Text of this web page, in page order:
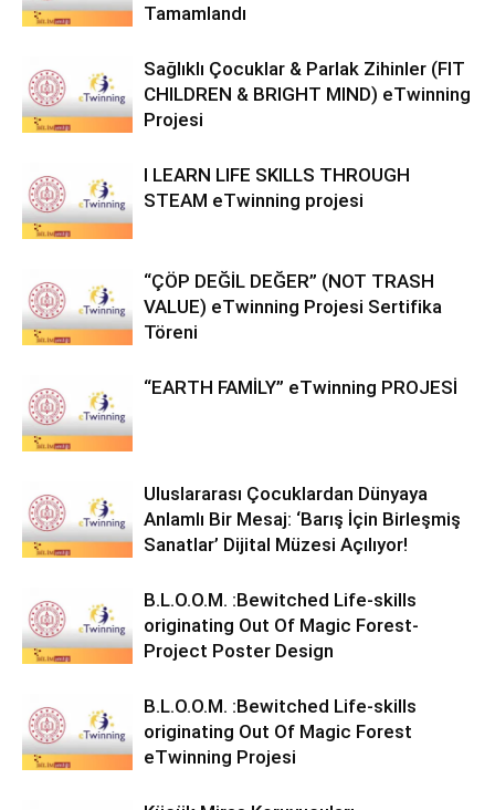
Tamamlandı
Sağlıklı Çocuklar & Parlak Zihinler (FIT
CHILDREN & BRIGHT MIND) eTwinning
Projesi
I LEARN LIFE SKILLS THROUGH
STEAM eTwinning projesi
“ÇÖP DEĞİL DEĞER” (NOT TRASH
VALUE) eTwinning Projesi Sertifika
Töreni
“EARTH FAMİLY” eTwinning PROJESİ
Uluslararası Çocuklardan Dünyaya
Anlamlı Bir Mesaj: ‘Barış İçin Birleşmiş
Sanatlar’ Dijital Müzesi Açılıyor!
B.L.O.O.M. :Bewitched Life-skills
originating Out Of Magic Forest-
Project Poster Design
B.L.O.O.M. :Bewitched Life-skills
originating Out Of Magic Forest
eTwinning Projesi